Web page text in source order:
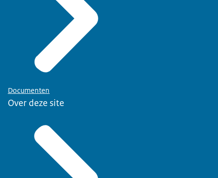
Documenten
Over deze site